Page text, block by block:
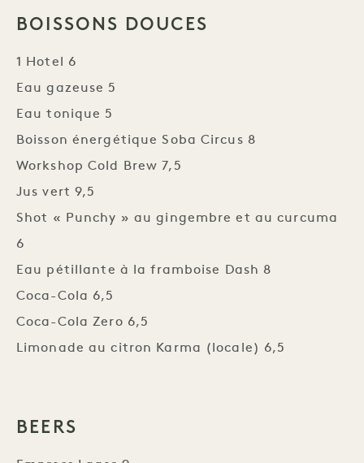
BOISSONS DOUCES
1 Hotel 6
Eau gazeuse 5
Eau tonique 5
Boisson énergétique Soba Circus 8
Workshop Cold Brew 7,5
Jus vert 9,5
Shot « Punchy » au gingembre et au curcuma
6
Eau pétillante à la framboise Dash 8
Coca-Cola 6,5
Coca-Cola Zero 6,5
Limonade au citron Karma (locale) 6,5
BEERS